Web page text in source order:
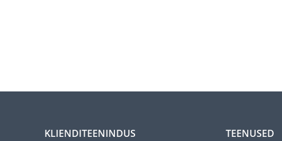
KLIENDITEENINDUS
TEENUSED